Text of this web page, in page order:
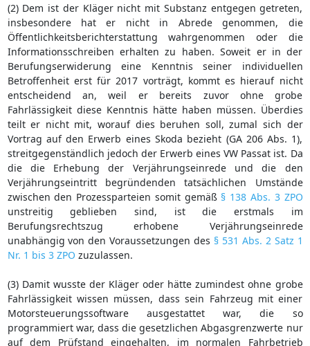
(2) Dem ist der Kläger nicht mit Substanz entgegen getreten,
insbesondere hat er nicht in Abrede genommen, die
Öffentlichkeitsberichterstattung wahrgenommen oder die
Informationsschreiben erhalten zu haben. Soweit er in der
Berufungserwiderung eine Kenntnis seiner individuellen
Betroffenheit erst für 2017 vorträgt, kommt es hierauf nicht
entscheidend an, weil er bereits zuvor ohne grobe
Fahrlässigkeit diese Kenntnis hätte haben müssen. Überdies
teilt er nicht mit, worauf dies beruhen soll, zumal sich der
Vortrag auf den Erwerb eines Skoda bezieht (GA 206 Abs. 1),
streitgegenständlich jedoch der Erwerb eines VW Passat ist. Da
die die Erhebung der Verjährungseinrede und die den
Verjährungseintritt begründenden tatsächlichen Umstände
zwischen den Prozessparteien somit gemäß § 138 Abs. 3 ZPO
unstreitig geblieben sind, ist die erstmals im
Berufungsrechtszug erhobene Verjährungseinrede
unabhängig von den Voraussetzungen des § 531 Abs. 2 Satz 1
Nr. 1 bis 3 ZPO zuzulassen.
(3) Damit wusste der Kläger oder hätte zumindest ohne grobe
Fahrlässigkeit wissen müssen, dass sein Fahrzeug mit einer
Motorsteuerungssoftware ausgestattet war, die so
programmiert war, dass die gesetzlichen Abgasgrenzwerte nur
auf dem Prüfstand eingehalten, im normalen Fahrbetrieb